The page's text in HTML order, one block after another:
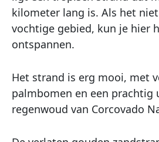
kilometer lang is. Als het
vochtige gebied, kun je hier
ontspannen.
Het strand is erg mooi, met
palmbomen en een prachtig
regenwoud van Corcovado